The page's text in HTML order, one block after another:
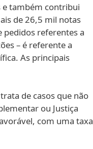
e também contribui
de 26,5 mil notas
pedidos referentes a
– é referente a
As principais
de casos que não
ou Justiça
com uma taxa